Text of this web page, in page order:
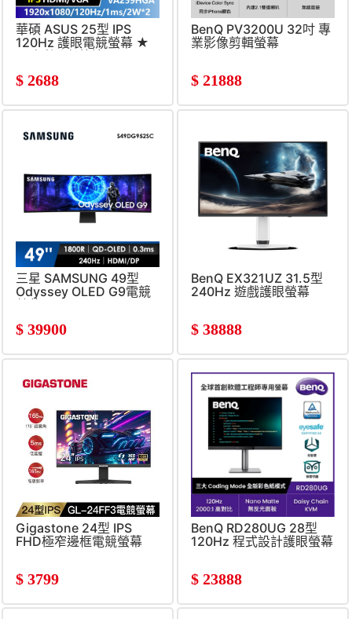
華碩 ASUS 25型 IPS
120Hz 護眼電競螢幕 ★
$ 2688
BenQ PV3200U 32吋 專
業影像剪輯螢幕
$ 21888
三星 SAMSUNG 49型
Odyssey OLED G9電競
$ 39900
BenQ EX321UZ 31.5型
240Hz 遊戲護眼螢幕
$ 38888
Gigastone 24型 IPS
FHD極窄邊框電競螢幕
$ 3799
BenQ RD280UG 28型
120Hz 程式設計護眼螢幕
$ 23888